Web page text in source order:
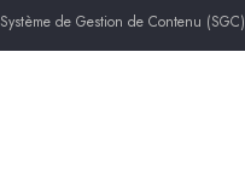
Système de Gestion de Contenu (SGC)